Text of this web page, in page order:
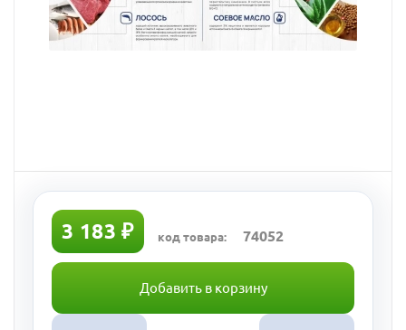
3 183 ₽ код товара: 74052
Добавить в корзину